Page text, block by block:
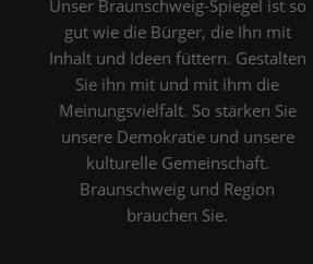
Unser Braunschweig-Spiegel ist so
gut wie die Bürger, die Ihn mit
Inhalt und Ideen füttern. Gestalten
Sie ihn mit und mit ihm die
Meinungsvielfalt. So stärken Sie
unsere Demokratie und unsere
kulturelle Gemeinschaft.
Braunschweig und Region
brauchen Sie.